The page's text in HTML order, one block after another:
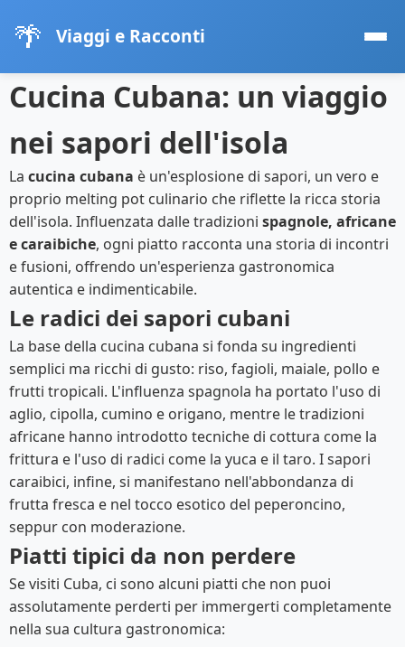
🌴 Viaggi e Racconti
Cucina Cubana: un viaggio
nei sapori dell'isola
La cucina cubana è un'esplosione di sapori, un vero e
proprio melting pot culinario che riflette la ricca storia
dell'isola. Influenzata dalle tradizioni spagnole, africane
e caraibiche, ogni piatto racconta una storia di incontri
e fusioni, offrendo un'esperienza gastronomica
autentica e indimenticabile.
Le radici dei sapori cubani
La base della cucina cubana si fonda su ingredienti
semplici ma ricchi di gusto: riso, fagioli, maiale, pollo e
frutti tropicali. L'influenza spagnola ha portato l'uso di
aglio, cipolla, cumino e origano, mentre le tradizioni
africane hanno introdotto tecniche di cottura come la
frittura e l'uso di radici come la yuca e il taro. I sapori
caraibici, infine, si manifestano nell'abbondanza di
frutta fresca e nel tocco esotico del peperoncino,
seppur con moderazione.
Piatti tipici da non perdere
Se visiti Cuba, ci sono alcuni piatti che non puoi
assolutamente perderti per immergerti completamente
nella sua cultura gastronomica: